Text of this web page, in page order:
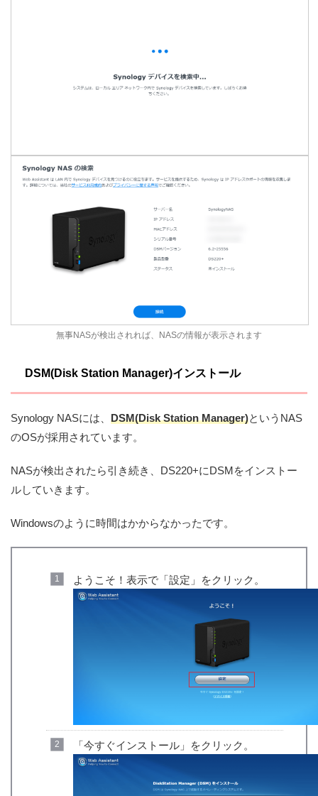
無事NASが検出されれば、NASの情報が表示されます
DSM(Disk Station Manager)インストール
Synology NASには、 DSM(Disk Station Manager)というNAS
のOSが採用されています。
NASが検出されたら引き続き、DS220+にDSMをインストー
ルしていきます。
Windowsのように時間はかからなかったです。
ようこそ！表示で「設定」をクリック。
「今すぐインストール」をクリック。